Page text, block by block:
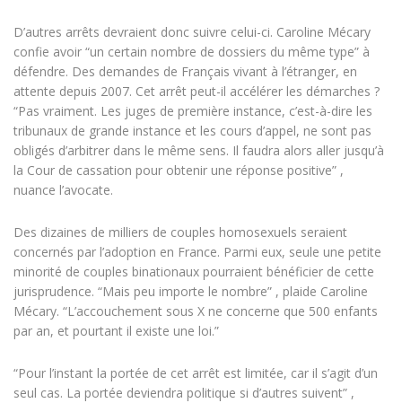
D’autres arrêts devraient donc suivre celui-ci. Caroline Mécary
confie avoir “un certain nombre de dossiers du même type” à
défendre. Des demandes de Français vivant à l’étranger, en
attente depuis 2007. Cet arrêt peut-il accélérer les démarches ?
“Pas vraiment. Les juges de première instance, c’est-à-dire les
tribunaux de grande instance et les cours d’appel, ne sont pas
obligés d’arbitrer dans le même sens. Il faudra alors aller jusqu’à
la Cour de cassation pour obtenir une réponse positive” ,
nuance l’avocate.
Des dizaines de milliers de couples homosexuels seraient
concernés par l’adoption en France. Parmi eux, seule une petite
minorité de couples binationaux pourraient bénéficier de cette
jurisprudence. “Mais peu importe le nombre” , plaide Caroline
Mécary. “L’accouchement sous X ne concerne que 500 enfants
par an, et pourtant il existe une loi.”
“Pour l’instant la portée de cet arrêt est limitée, car il s’agit d’un
seul cas. La portée deviendra politique si d’autres suivent” ,